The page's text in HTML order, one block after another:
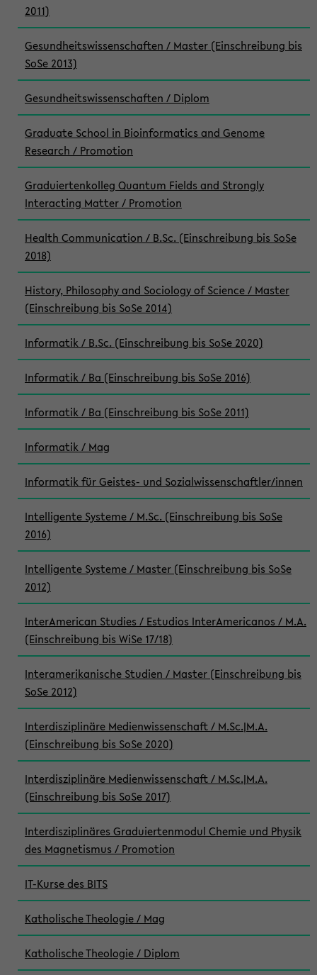
2011)
Gesundheitswissenschaften / Master (Einschreibung bis
SoSe 2013)
Gesundheitswissenschaften / Diplom
Graduate School in Bioinformatics and Genome
Research / Promotion
Graduiertenkolleg Quantum Fields and Strongly
Interacting Matter / Promotion
Health Communication / B.Sc. (Einschreibung bis SoSe
2018)
History, Philosophy and Sociology of Science / Master
(Einschreibung bis SoSe 2014)
Informatik / B.Sc. (Einschreibung bis SoSe 2020)
Informatik / Ba (Einschreibung bis SoSe 2016)
Informatik / Ba (Einschreibung bis SoSe 2011)
Informatik / Mag
Informatik für Geistes- und Sozialwissenschaftler/innen
Intelligente Systeme / M.Sc. (Einschreibung bis SoSe
2016)
Intelligente Systeme / Master (Einschreibung bis SoSe
2012)
InterAmerican Studies / Estudios InterAmericanos / M.A.
(Einschreibung bis WiSe 17/18)
Interamerikanische Studien / Master (Einschreibung bis
SoSe 2012)
Interdisziplinäre Medienwissenschaft / M.Sc.|M.A.
(Einschreibung bis SoSe 2020)
Interdisziplinäre Medienwissenschaft / M.Sc.|M.A.
(Einschreibung bis SoSe 2017)
Interdisziplinäres Graduiertenmodul Chemie und Physik
des Magnetismus / Promotion
IT-Kurse des BITS
Katholische Theologie / Mag
Katholische Theologie / Diplom